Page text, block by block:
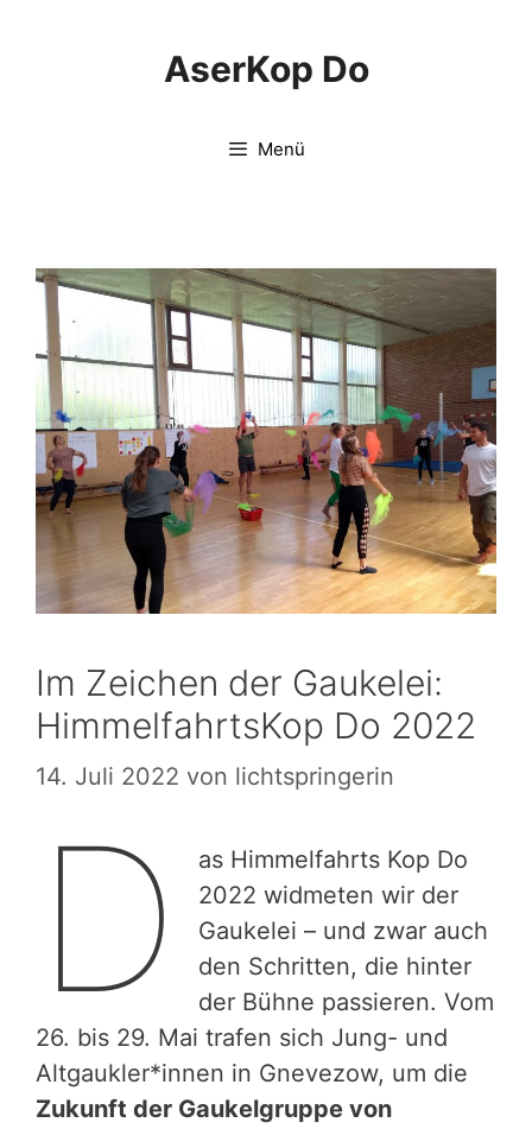
AserKop Do
Menü
Im Zeichen der Gaukelei:
HimmelfahrtsKop Do 2022
14. Juli 2022 von lichtspringerin
D
as Himmelfahrts Kop Do
2022 widmeten wir der
Gaukelei – und zwar auch
den Schritten, die hinter
der Bühne passieren. Vom
26. bis 29. Mai trafen sich Jung- und
Altgaukler*innen in Gnevezow, um die
Zukunft der Gaukelgruppe von